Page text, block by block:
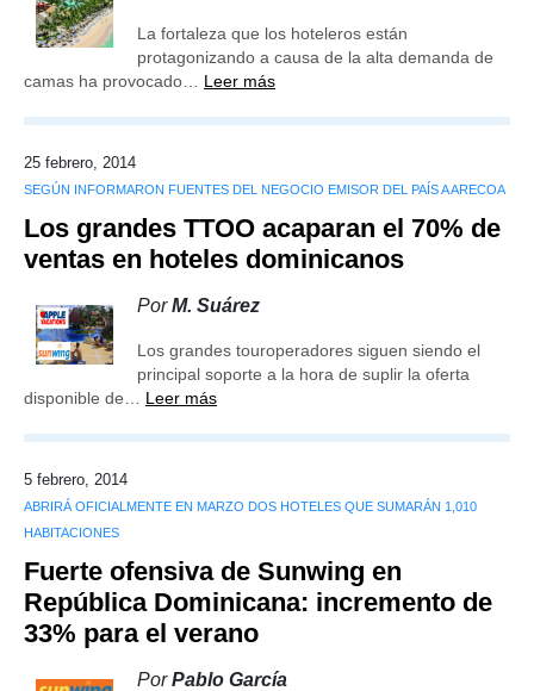
La fortaleza que los hoteleros están
protagonizando a causa de la alta demanda de
camas ha provocado… Leer más
25 febrero, 2014
SEGÚN INFORMARON FUENTES DEL NEGOCIO EMISOR DEL PAÍS A ARECOA
Los grandes TTOO acaparan el 70% de
ventas en hoteles dominicanos
PorM. Suárez
Los grandes touroperadores siguen siendo el
principal soporte a la hora de suplir la oferta
disponible de… Leer más
5 febrero, 2014
ABRIRÁ OFICIALMENTE EN MARZO DOS HOTELES QUE SUMARÁN 1,010
HABITACIONES
Fuerte ofensiva de Sunwing en
República Dominicana: incremento de
33% para el verano
PorPablo García